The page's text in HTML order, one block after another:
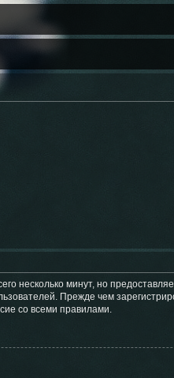
несколько минут, но
Прежде чем
со всеми правилами.